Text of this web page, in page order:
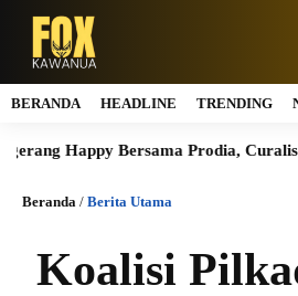
BERANDA HEADLINE TRENDING
Happy Bersama Prodia, Curalis AI,
Beranda / Berita Utama
Koalisi